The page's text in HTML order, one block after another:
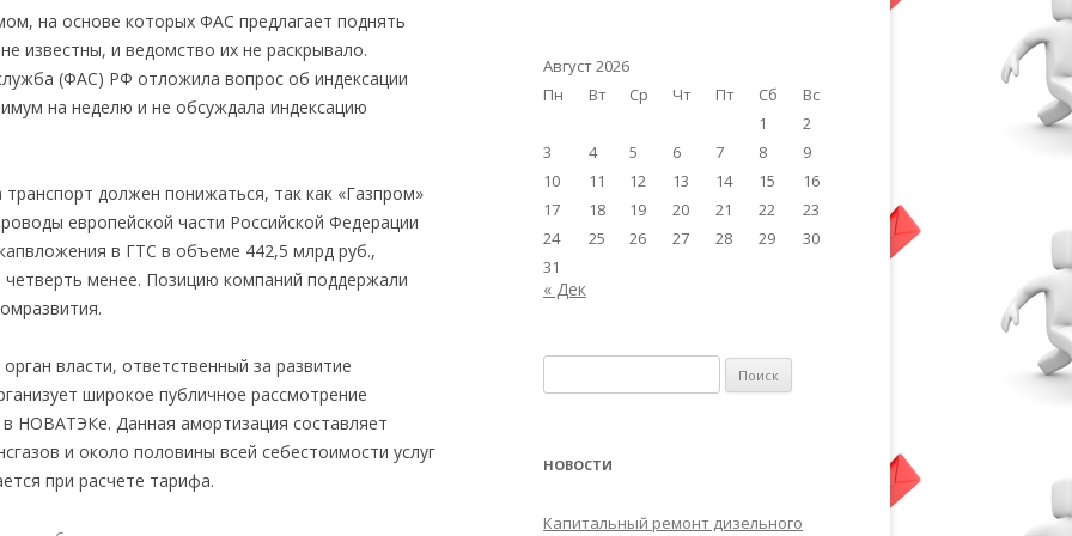
на основе которых ФАС предлагает поднять
известны, и ведомство их не раскрывало.
(ФАС) РФ отложила вопрос об индексации
на неделю и не обсуждала индексацию
должен понижаться, так как «Газпром»
европейской части Российской Федерации
в ГТС в объеме 442,5 млрд руб.,
менее. Позицию компаний поддержали
власти, ответственный за развитие
широкое публичное рассмотрение
НОВАТЭКе. Данная амортизация составляет
и около половины всей себестоимости услуг
при расчете тарифа.
Август 2026
Пн
Вт Ср Чт Пт Сб
Вс
1
2
3
4 5 6 7 8
9
10
11 12 13 14 15
16
17
18 19 20 21 22
23
24
25 26 27 28 29
30
31
« Дек
НОВОСТИ
Капитальный ремонт дизельного